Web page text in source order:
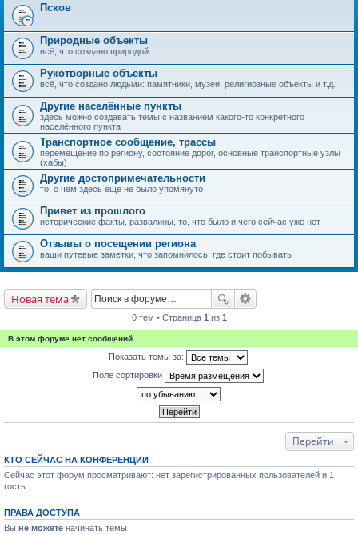
Псков
Природные объекты
всё, что создано природой
Рукотворные объекты
всё, что создано людьми: памятники, музеи, религиозные объекты и т.д.
Другие населённые пункты
здесь можно создавать темы с названием какого-то конкретного
населённого пункта
Транспортное сообщение, трассы
перемещение по региону, состояние дорог, основные транспортные узлы
(хабы)
Другие достопримечательности
то, о чём здесь ещё не было упомянуто
Привет из прошлого
исторические факты, развалины, то, что было и чего сейчас уже нет
Отзывы о посещении региона
ваши путевые заметки, что запомнилось, где стоит побывать
Новая тема
0 тем • Страница 1 из 1
В этом форуме нет сообщений.
Показать темы за:
Поле сортировки
Перейти
КТО СЕЙЧАС НА КОНФЕРЕНЦИИ
Сейчас этот форум просматривают: нет зарегистрированных пользователей и 1
гость
ПРАВА ДОСТУПА
Вы не можете начинать темы